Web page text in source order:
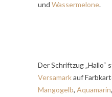
und Wassermelone.
Der Schriftzug „Hallo“
Versamarkauf
Mangogelb, Aquamarin,